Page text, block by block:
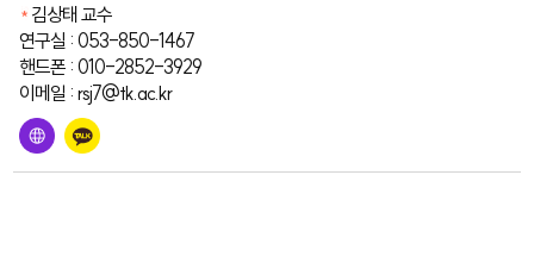
김상태 교수
연구실 : 053-850-1467
핸드폰 : 010-2852-3929
이메일 : rsj7@tk.ac.kr